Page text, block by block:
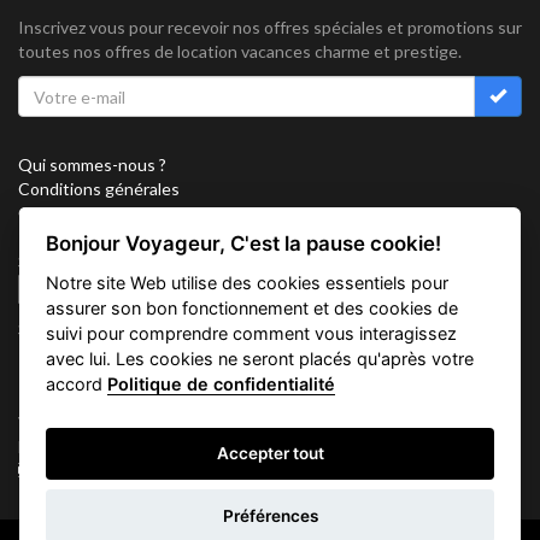
d'informations
Inscrivez vous pour recevoir nos offres spéciales et promotions sur
toutes nos offres de location vacances charme et prestige.
Qui sommes-nous ?
Conditions générales
Confidentialité
Partenariat
Sitemap
Cookies
Suivez nous sur
Vacation Key Corp. 2905 Point East Drive #L-215. Aventura.
FLORIDA 33160.
Bonjour Voyageur, C'est la pause cookie!
Notre site Web utilise des cookies essentiels pour
assurer son bon fonctionnement et des cookies de
suivi pour comprendre comment vous interagissez
avec lui. Les cookies ne seront placés qu'après votre
accord Politique de confidentialité
Accepter tout
Préférences